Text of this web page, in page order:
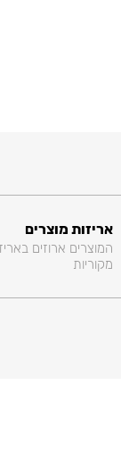
אריזות מוצרים
המוצרים ארוזים
מקוריות